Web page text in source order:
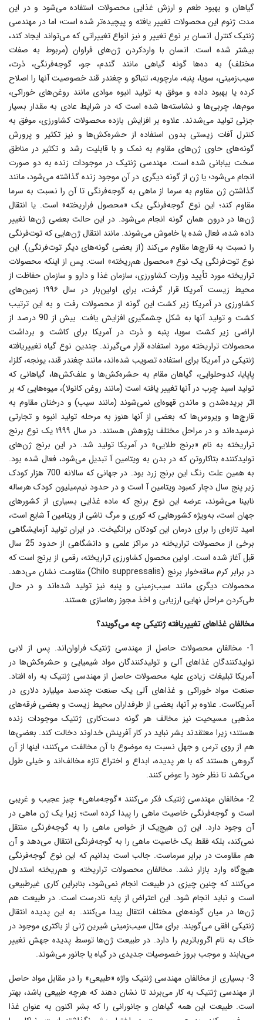
گیاهان و بهبود طعم و ارزش غذایی محصولات استفاده مى‌شود و در این
مدت ژنوم این محصولات تغییر یافته و پیچیده‌تر شده است؛ اما در مهندسى
ژنتیک کنترل انسان بر نوع تغییر و نیز انواع تغییراتى که مى‌تواند ایجاد کند،
بیشتر شده است. انسان با واردکردن ژن‌های فراوان (مربوط به صفات
مختلف) به ده‌ها گونه گیاهی مانند گندم، جو، گوجه‌فرنگی، ذرت،
سیب‌زمینی، سویا، پنبه، مارچوبه، تنباکو و چغندر قند خصوصیت آنها را اصلاح
کرده یا بهبود داده و موفق به تولید انبوه موادی مانند روغن‌های خوراکی،
موم‌ها، چربی‌ها و نشاسته‌ها شده است که در شرایط عادی به مقدار بسیار
جزئی تولید مى‌شدند. علاوه بر افزایش بازده محصولات کشاورزى، موفق به
کنترل آفات زیستی بدون استفاده از حشره‌کش‌ها و نیز تکثیر و پرورش
گونه‌های حاوى ژن‌های مقاوم به نمک و با قابلیت رشد و تکثیر در مناطق
سخت بیابانی شده است. مهندسى ژنتیک در موجودات زنده به دو صورت
انجام مى‌شود؛ یا ژن از گونه دیگرى در آن موجود زنده گذاشته مى‌شود، مانند
گذاشتن ژن مقاوم به سرما از ماهى به گوجه‌فرنگى تا آن را نسبت به سرما
مقاوم کند؛ این نوع گوجه‌فرنگى یک «محصول فراریخته» است. یا انتقال
ژن‌ها در درون همان گونه انجام مى‌شود. در این حالت بعضى ژن‌ها تغییر
داده شده، فعال شده یا خاموش مى‌شوند. مانند انتقال ژن‌هایى که توت‌فرنگى
را نسبت به قارچ‌ها مقاوم مى‌‌کند (از بعضى گونه‌هاى دیگر توت‌فرنگى). این
نوع توت‌فرنگى یک نوع «محصول هم‌ریخته» است. پس از اینکه محصولات
تراریخته مورد تأیید وزارت کشاورزی، سازمان غذا و دارو و سازمان حفاظت از
محیط زیست آمریکا قرار گرفت، برای اولین‌بار در سال ۱۹۹۶ زمین‌های
کشاورزی در آمریکا زیر کشت این گونه از محصولات رفت و به این ‌ترتیب
کشت و تولید آنها به شکل چشمگیری افزایش یافت. بیش از 90 درصد از
اراضی زیر کشت سویا، پنبه و ذرت در آمریکا برای کاشت و برداشت
محصولات تراریخته مورد استفاده قرار می‌گیرند. چندین نوع گیاه تغییریافته
ژنتیکى در آمریکا براى استفاده تصویب شده‌اند، مانند چغندر قند، یونجه، کلزا،
پاپایا، کدو‌‌حلوایی، گیاهان مقام به حشره‌کش‌ها و علف‌کش‌ها، گیاهانى که
تولید اسید چرب در آنها تغییر یافته است (مانند روغن کانولا)، میوه‌هایى که بر
اثر بریده‌شدن و ماندن قهوه‌اى نمى‌شوند (مانند سیب) و درختان مقاوم به
قارچ‌ها و ویروس‌ها که بعضى از آنها هنوز به مرحله تولید انبوه و تجارتى
نرسیده‌اند و در مراحل مختلف پژوهش هستند. در سال ۱۹۹۹ یک نوع برنج
تراریخته به نام «برنج طلایى» در آمریکا تولید شد. در این برنج ژن‌هاى
تولیدکننده بتاکاروتن که در بدن به ویتامین آ تبدیل مى‌شود، فعال شده بود.
به همین علت رنگ این برنج زرد بود. در جهانى که سالانه 700 هزار کودک
زیر پنج سال دچار کمبود ویتامین آ است و در حدود نیم‌میلیون کودک هر‌ساله
نابینا مى‌شوند، عرضه این نوع برنج که ماده غذایى بسیارى از کشورهاى
جهان است، به‌ویژه کشورهایى که کورى و مرگ ناشى از ویتامین آ شایع است،
امید تازه‌اى را براى درمان این کودکان برانگیخت. در ایران تولید آزمایشگاهی
برخی از محصولات تراریخته در مراکز علمی و دانشگاهی از حدود 25 سال
قبل آغاز شده است. اولین محصول کشاورزی تراریخته، رقمی از برنج است که
در برابر کرم ساقه‌خوار برنج (Chilo suppressalis) مقاومت نشان می‌دهد.
محصولات دیگری مانند سیب‌زمینی و پنبه نیز تولید شده‌اند و در حال
طی‌کردن مراحل نهایی ارزیابی و اخذ مجوز رهاسازی هستند.
مخالفان غذاهاى تغییریافته ژنتیکى چه مى‌گویند؟
1- مخالفان محصولات حاصل از مهندسى ژنتیک فراوان‌اند. پس از لابى
تولیدکنندگان غذاهاى آلى و تولیدکنندگان مواد شیمیایى و حشره‌کش‌ها در
آمریکا تبلیغات زیادى علیه محصولات حاصل از مهندسى ژنتیک به راه افتاد.
صنعت مواد خوراکى و غذاهاى آلى یک صنعت چندصد میلیارد دلارى در
آمریکاست. علاوه بر آنها، بعضى از طرفداران محیط زیست و بعضى فرقه‌هاى
مذهبى مسیحیت نیز مخالف هر گونه دست‌کارى ژنتیک موجودات زنده
هستند؛ زیرا معتقدند بشر نباید در کار آفرینش خداوند دخالت کند. بعضى‌ها
هم از روى ترس و جهل نسبت به موضوع با آن مخالفت مى‌کنند؛ اینها از آن
گروهى هستند که با هر پدیده، ابداع و اختراع تازه مخالف‌اند و خیلى طول
مى‌کشد تا نظر خود را عوض کنند.
2- مخالفان مهندسى ژنتیک فکر مى‌کنند «گوجه‌ماهى» چیز عجیب و غریبى
است و گوجه‌فرنگى خاصیت ماهى را پیدا کرده است؛ زیرا یک ژن ماهى در
آن وجود دارد. این ژن هیچ‌یک از خواص ماهى را به گوجه‌فرنگى منتقل
نمى‌کند، بلکه فقط یک خاصیت ماهى را به گوجه‌فرنگى انتقال مى‌دهد و آن
هم مقاومت در برابر سرماست. جالب است بدانیم که این نوع گوجه‌فرنگى
هیچ‌گاه وارد بازار نشد. مخالفان محصولات تراریخته و هم‌ریخته استدلال
مى‌کنند که چنین چیزى در طبیعت انجام نمى‌شود، بنابراین کارى غیرطبیعى
است و نباید انجام شود. این اعتراض از پایه نادرست است. در طبیعت هم
ژن‌ها در میان گونه‌هاى مختلف انتقال پیدا مى‌کنند. به این پدیده انتقال
ژنتیکى افقى مى‌گویند. براى مثال سیب‌زمینى شیرین ژنى از باکترى موجود در
خاک به نام اگروباتریم را دارد. در طبیعت ژن‌ها توسط پدیده جهش تغییر
مى‌یابند و موجب بروز خصوصیات جدیدى در گیاه یا جانور مى‌شوند.
3- بسیارى از مخالفان مهندسى ژنتیک واژه «طبیعى» را در مقابل مواد حاصل
از مهندسى ژنتیک به کار مى‌برند تا نشان دهند که هرچه طبیعى باشد، بهتر
است. طبیعت این همه گیاهان و جانورانى را که بشر اکنون به عنوان غذا